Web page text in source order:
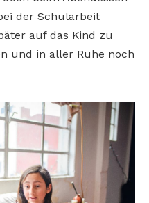
der Schularbeit
auf das Kind zu
und in aller Ruhe noch